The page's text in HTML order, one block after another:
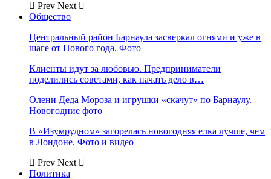
Prev Next
Общество
Центральный район Барнаула засверкал огнями и уже в
шаге от Нового года. Фото
Клиенты идут за любовью. Предприниматели
поделились советами, как начать дело в…
Олени Деда Мороза и игрушки «скачут» по Барнаулу.
Новогодние фото
В «Изумрудном» загорелась новогодняя елка лучше, чем
в Лондоне. Фото и видео
Prev Next
Политика